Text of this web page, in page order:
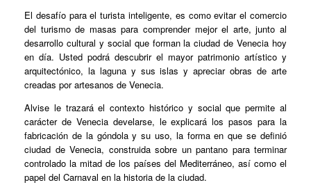
El desafío para el turista inteligente, es como evitar el comercio
del turismo de masas para comprender mejor el arte, junto al
desarrollo cultural y social que forman la ciudad de Venecia hoy
en día. Usted podrá descubrir el mayor patrimonio artístico y
arquitectónico, la laguna y sus islas y apreciar obras de arte
creadas por artesanos de Venecia.
Alvise le trazará el contexto histórico y social que permite al
carácter de Venecia develarse, le explicará los pasos para la
fabricación de la góndola y su uso, la forma en que se definió
ciudad de Venecia, construida sobre un pantano para terminar
controlado la mitad de los países del Mediterráneo, así como el
papel del Carnaval en la historia de la ciudad.